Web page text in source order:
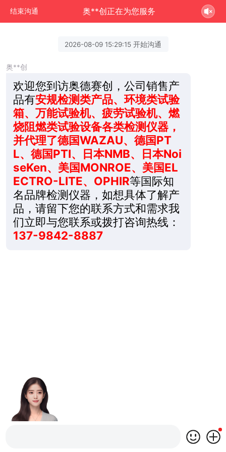
结束沟通 奥**创正在为您服务
2026-08-09 15:29:15 开始沟通
奥**创
欢迎您到访奥德赛创，公司销售产
品有安规检测类产品、环境类试验
箱、万能试验机、疲劳试验机、燃
烧阻燃类试验设备各类检测仪器，
并代理了德国WAZAU、德国PT
L、德国PTI、日本NMB、日本Noi
seKen、美国MONROE、美国EL
ECTRO-LITE、OPHIR等国际知
名品牌检测仪器，如想具体了解产
品，请留下您的联系方式和需求我
们立即与您联系或拨打咨询热线：
137-9842-8887